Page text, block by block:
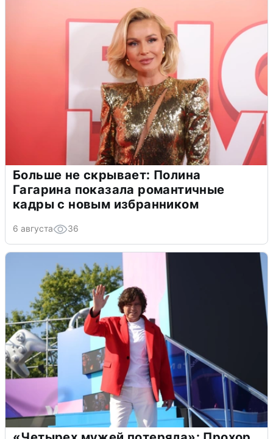
Больше не скрывает: Полина
Гагарина показала романтичные
кадры с новым избранником
6 августа 36